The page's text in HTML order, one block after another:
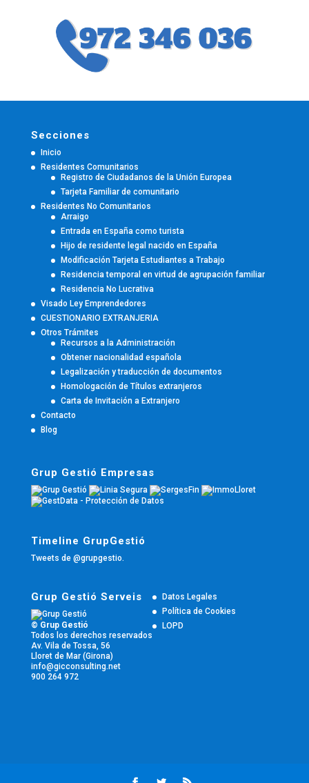
Secciones
Inicio
Residentes Comunitarios
Registro de Ciudadanos de la Unión Europea
Tarjeta Familiar de comunitario
Residentes No Comunitarios
Arraigo
Entrada en España como turista
Hijo de residente legal nacido en España
Modificación Tarjeta Estudiantes a Trabajo
Residencia temporal en virtud de agrupación familiar
Residencia No Lucrativa
Visado Ley Emprendedores
CUESTIONARIO EXTRANJERIA
Otros Trámites
Recursos a la Administración
Obtener nacionalidad española
Legalización y traducción de documentos
Homologación de Títulos extranjeros
Carta de Invitación a Extranjero
Contacto
Blog
Grup Gestió Empresas
Timeline GrupGestió
Tweets de @grupgestio.
Grup Gestió Serveis
© Grup Gestió
Todos los derechos reservados
Av. Vila de Tossa, 56
Lloret de Mar (Girona)
info@gicconsulting.net
900 264 972
Datos Legales
Política de Cookies
LOPD